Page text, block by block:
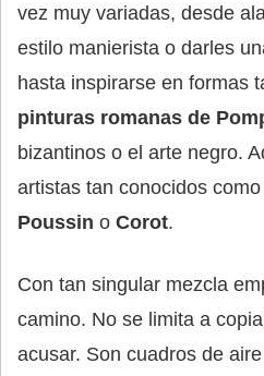
vez muy variadas, desde
estilo manierista o darles
hasta inspirarse en formas
pinturas romanas de
bizantinos o el arte negro.
artistas tan conocidos como
Poussin o Corot.
Con tan singular mezcla
camino. No se limita a
acusar. Son cuadros de